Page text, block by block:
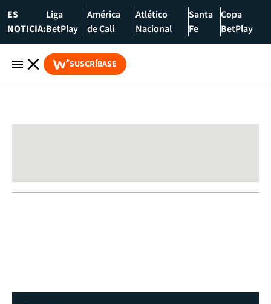
ES
NOTICIA:
Liga
BetPlay
América
de Cali
Atlético
Nacional
Santa
Fe
Copa
BetPlay
SUSCRÍBASE